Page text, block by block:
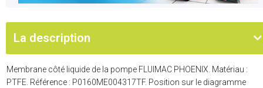
La description
Membrane côté liquide de la pompe FLUIMAC PHOENIX. Matériau :
PTFE. Référence : P0160ME004317TF. Position sur le diagramme